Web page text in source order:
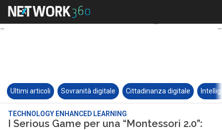
Ultimi articoli Sovranità digitale Cittadinanza digitale
TECHNOLOGY ENHANCED LEARNING
I Serious Game per una “Montessori 2.0”: